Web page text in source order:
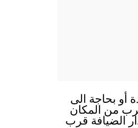
أو بحاجة الى
من المكان
الضيافة قرب